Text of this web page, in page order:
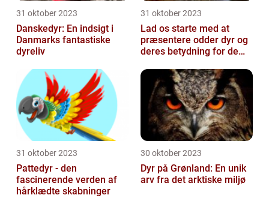
31 oktober 2023
Danskedyr: En indsigt i
Danmarks fantastiske
dyreliv
31 oktober 2023
Lad os starte med at
præsentere odder dyr og
deres betydning for dem,
interesseret i...
31 oktober 2023
Pattedyr - den
fascinerende verden af
hårklædte skabninger
30 oktober 2023
Dyr på Grønland: En unik
arv fra det arktiske miljø